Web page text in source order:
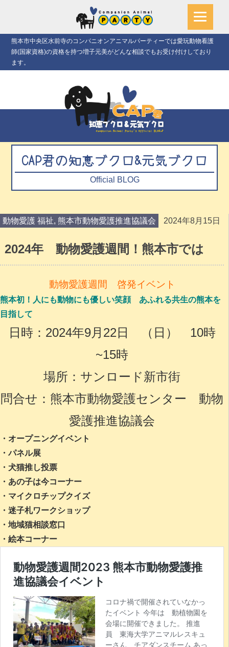
熊本市中央区水前寺のコンパニオンアニマルパーティーでは愛玩動物看護
師(国家資格)の資格を持つ増子元美がどんな相談でもお受け付けしており
ます。
CAP君の知恵ブクロ&元気ブクロ
Official BLOG
動物愛護 福祉, 熊本市動物愛護推進協議会 2024年8月15日
2024年 動物愛護週間！熊本市では
動物愛護週間 啓発イベント
熊本初！人にも動物にも優しい笑顔 あふれる共生の熊本を
目指して
日時：2024年9月22日 （日） 10時
~15時
場所：サンロード新市街
問合せ：熊本市動物愛護センター 動物
愛護推進協議会
・オープニングイベント
・パネル展
・犬猫推し投票
・あの子は今コーナー
・マイクロチップクイズ
・迷子札ワークショップ
・地域猫相談窓口
・絵本コーナー